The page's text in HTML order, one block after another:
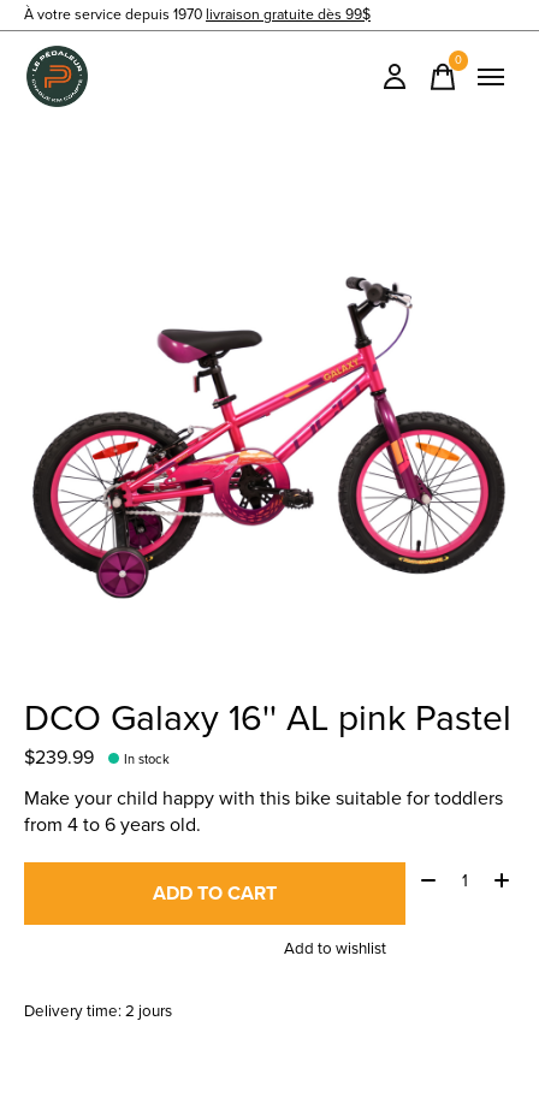
À votre service depuis 1970 livraison gratuite dès 99$
0items
DCO Galaxy 16'' AL pink Pastel
$239.99 In stock
Make your child happy with this bike suitable for toddlers
from 4 to 6 years old.
ADD TO CART
Quantity:
Add to wishlist
Delivery time: 2 jours